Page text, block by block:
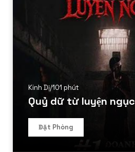
Kinh Dị/101 phút
Quỷ dữ từ luyện ngục
Đặt Phòng